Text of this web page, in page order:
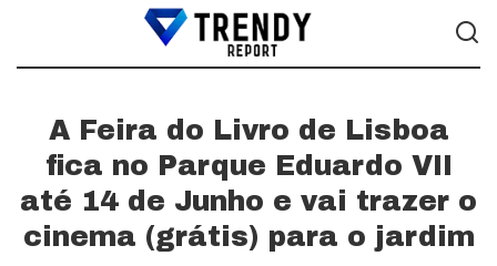
A Feira do Livro de Lisboa
fica no Parque Eduardo VII
até 14 de Junho e vai trazer o
cinema (grátis) para o jardim